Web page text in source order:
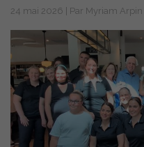
24 mai 2026 | Par Myriam Arpin